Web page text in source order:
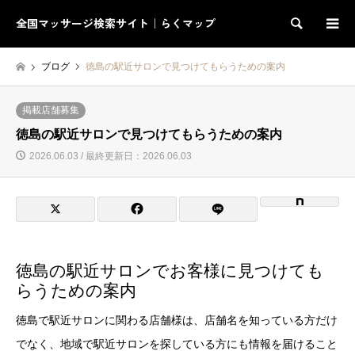
全国マッサージ検索サイト｜らくマップ 検索
ブログ 徳島の駅近サロンで見つけてもらうための案内
掲載店舗募集
徳島の駅近サロンで見つけてもらうための案内
2026.06.03 / 最終更新日：2026.06.03
徳島の駅近サロンでお客様に見つけても
らうための案内
徳島で駅近サロンに関わる店舗様は、店舗名を知っている方だけ
でなく、地域で駅近サロンを探している方にも情報を届けること